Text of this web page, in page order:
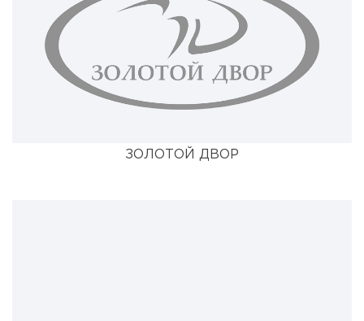
ЗОЛОТОЙ ДВОР